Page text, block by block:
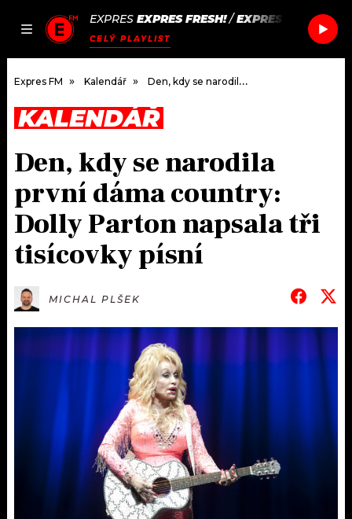
JAK
SEZNAM.CZ
EXPRES EXPRES FRESH!/EXPRES FRESH!
CELÝ PLAYLIST
DOMŮ
ČLÁNKY
HUDBA
ROZHOVORY
KALENDÁŘ
TRENDY
PODCASTY
JAK NALADIT
RÁDIO
APLIKACE
PROGRAM
JAK NALADIT
SOUTĚŽE
Expres FM Kalendář Den, kdy se narodila první dáma country: Dolly Parton napsala tři tisícovky písní
KALENDÁŘ
Den, kdy se narodila
první dáma country:
Dolly Parton napsala tři
tisícovky písní
MICHAL PLŠEK